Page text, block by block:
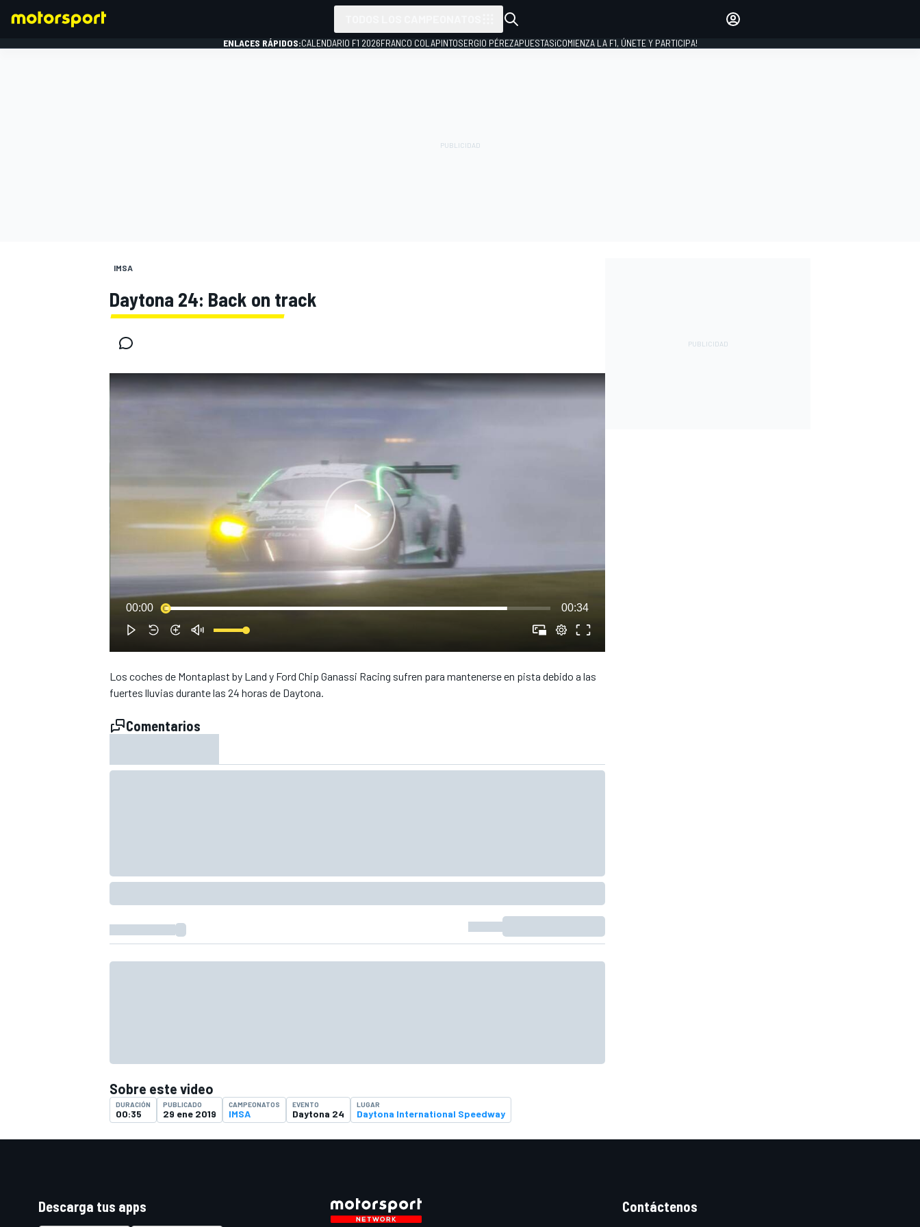
MOTOGP
NASCAR CUP
FÓRMULA E
WRC
INICIAR SESIÓN
ENLACES RÁPIDOS:CALENDARIO F1 2026FRANCO COLAPINTOSERGIO PÉREZAPUESTAS¡COMIENZA LA F1, ÚNETE Y PARTICIPA!
IMSA
Daytona 24: Back on track
00:00 00:34
Los coches de Montaplast by Land y Ford Chip Ganassi Racing sufren para mantenerse en pista debido a las
fuertes lluvias durante las 24 horas de Daytona.
Comentarios
Sobre este video
DURACIÓN
00:35
PUBLICADO
29 ene 2019
CAMPEONATOS
IMSA
EVENTO
Daytona 24
LUGAR
Daytona International Speedway
Descarga tus apps Contáctenos